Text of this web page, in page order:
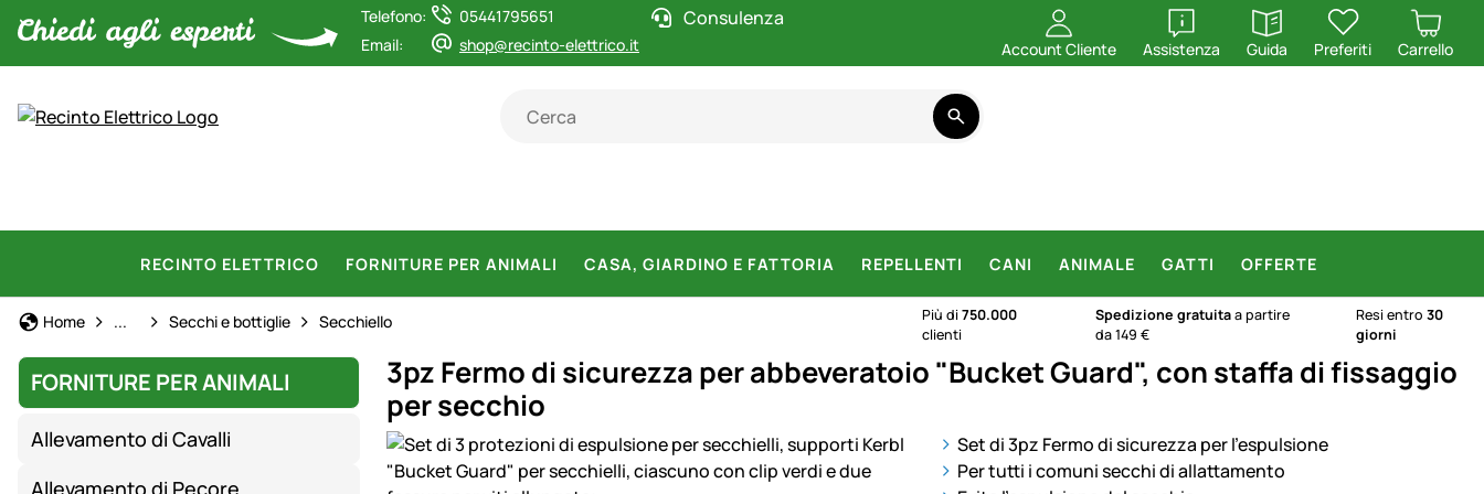
Telefono:
05441795651
Email:
shop@recinto-elettrico.it
Consulenza
Account Cliente Assistenza
apri
Guida
apri
Preferiti Carrello
RECINTO ELETTRICO FORNITURE PER ANIMALI CASA, GIARDINO E FATTORIA REPELLENTI CANI ANIMALE GATTI OFFERTE
Home Allevamento di agnelli
... Secchi e bottiglie Secchiello Più di750.000
clienti
Spedizione gratuitaa partire
da 149 €
Resi entro30
giorni
FORNITURE PER ANIMALI
Allevamento di Cavalli
Allevamento di Pecore
3pz Fermo di sicurezza per abbeveratoio "Bucket Guard", con staffa di fissaggio
per secchio
Galleria prodotti
Set di 3pz Fermo di sicurezza per l'espulsione
Per tutti i comuni secchi di allattamento